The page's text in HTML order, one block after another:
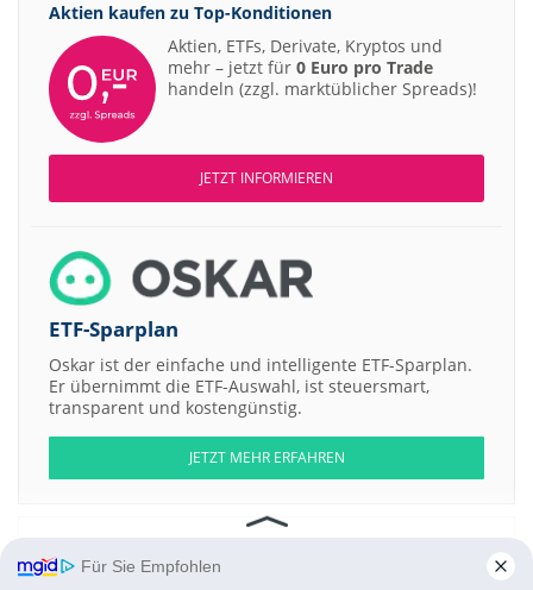
Aktien kaufen zu Top-Konditionen
Aktien, ETFs, Derivate, Kryptos und
mehr – jetzt für 0 Euro pro Trade
handeln (zzgl. marktüblicher Spreads)!
JETZT INFORMIEREN
ETF-Sparplan
Oskar ist der einfache und intelligente ETF-Sparplan.
Er übernimmt die ETF-Auswahl, ist steuersmart,
transparent und kostengünstig.
JETZT MEHR ERFAHREN
Für Sie Empfohlen